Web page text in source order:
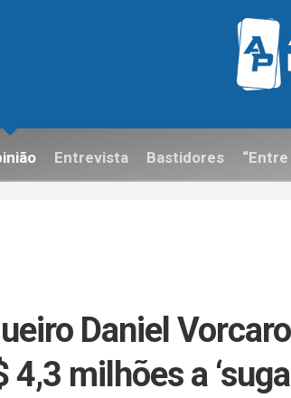
Entrevista Bastidores “Entre
Daniel
4,3 milhões a